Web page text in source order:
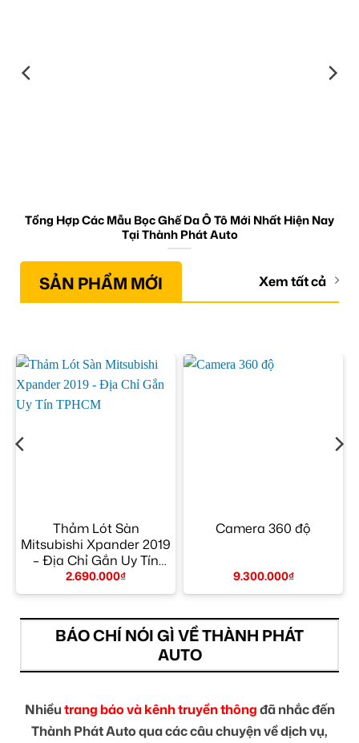
Tổng Hợp Các Mẫu Bọc Ghế Da Ô Tô Mới Nhất Hiện Nay
Tại Thành Phát Auto
SẢN PHẨM MỚI Xem tất cả
Thảm Lót Sàn
Mitsubishi Xpander 2019
– Địa Chỉ Gắn Uy Tín
TPHCM
2.690.000₫
Camera 360 độ
9.300.000₫
BÁO CHÍ NÓI GÌ VỀ THÀNH PHÁT
AUTO
Nhiềutrang báo và kênh truyền thôngđã nhắc đến
Thành Phát Auto qua các câu chuyện về dịch vụ,